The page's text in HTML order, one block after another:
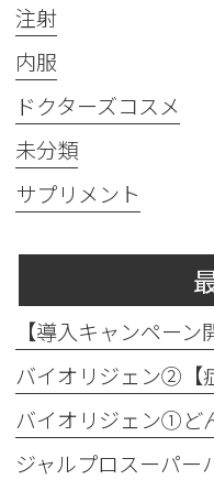
注射
内服
ドクターズコスメ
未分類
サプリメント